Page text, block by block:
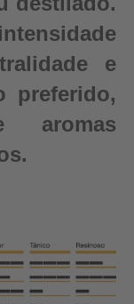
e
preferido,
aromas